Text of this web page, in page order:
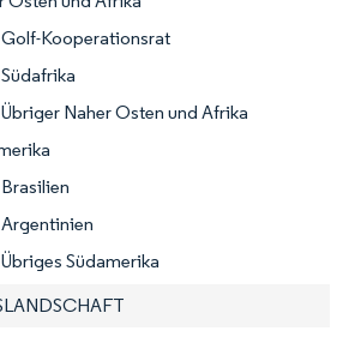
Kooperationsrat
Naher Osten und Afrika
Südamerika